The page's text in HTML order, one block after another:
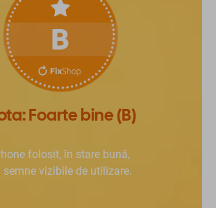
Foarte bine (B)
folosit, în stare bună,
semne vizibile de utilizare.